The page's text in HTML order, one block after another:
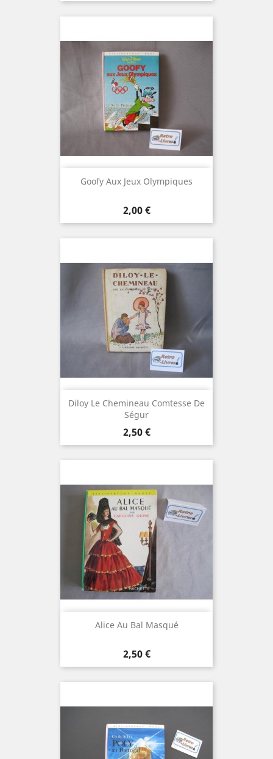
Goofy Aux Jeux Olympiques
Prix
2,00 €
Diloy Le Chemineau Comtesse De
Ségur
Prix
2,50 €
Alice Au Bal Masqué
Prix
2,50 €